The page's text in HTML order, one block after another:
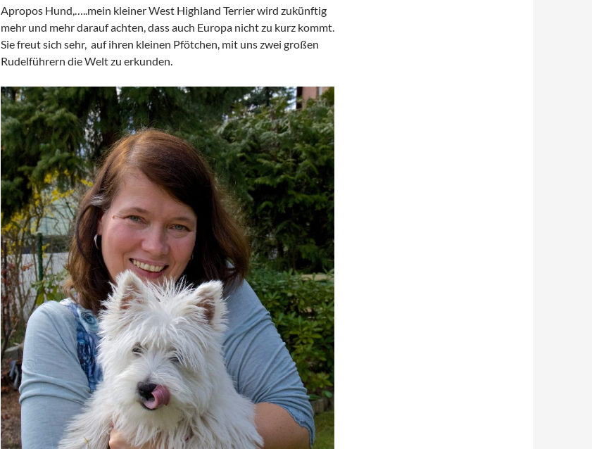
Apropos Hund,…..mein kleiner West Highland Terrier wird zukünftig
mehr und mehr darauf achten, dass auch Europa nicht zu kurz kommt.
Sie freut sich sehr, auf ihren kleinen Pfötchen, mit uns zwei großen
Rudelführern die Welt zu erkunden.